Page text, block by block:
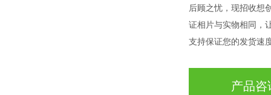
后顾之忧，现招收想
证相片与实物相同，
支持保证您的发货速
产品咨